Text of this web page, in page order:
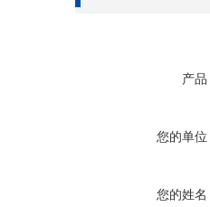
产品
您的单位
您的姓名